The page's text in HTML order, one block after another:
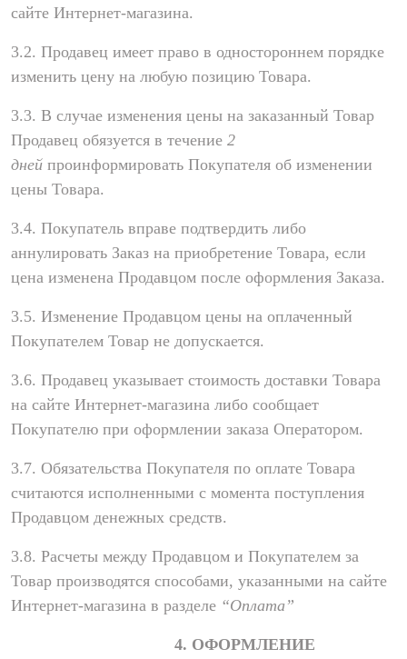
сайте Интернет-магазина.
3.2. Продавец имеет право в одностороннем порядке
изменить цену на любую позицию Товара.
3.3. В случае изменения цены на заказанный Товар
Продавец обязуется в течение 2
дней проинформировать Покупателя об изменении
цены Товара.
3.4. Покупатель вправе подтвердить либо
аннулировать Заказ на приобретение Товара, если
цена изменена Продавцом после оформления Заказа.
3.5. Изменение Продавцом цены на оплаченный
Покупателем Товар не допускается.
3.6. Продавец указывает стоимость доставки Товара
на сайте Интернет-магазина либо сообщает
Покупателю при оформлении заказа Оператором.
3.7. Обязательства Покупателя по оплате Товара
считаются исполненными с момента поступления
Продавцом денежных средств.
3.8. Расчеты между Продавцом и Покупателем за
Товар производятся способами, указанными на сайте
Интернет-магазина в разделе “Оплата”
4. ОФОРМЛЕНИЕ